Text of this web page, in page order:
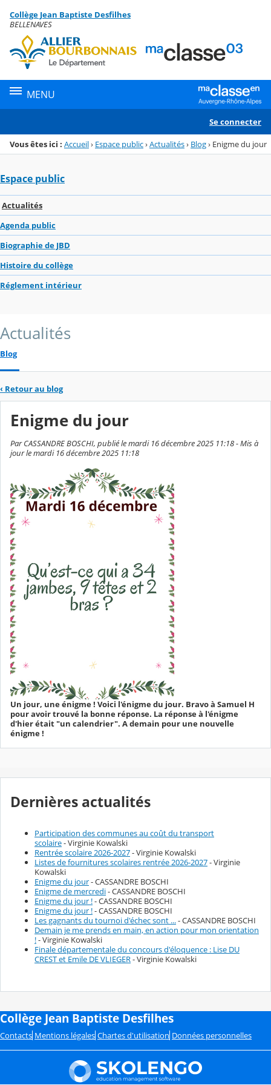
Menu de la rubrique
Contenu
Collège Jean Baptiste Desfilhes
BELLENAVES
MENU
Se connecter
Vous êtes ici : Accueil› Espace public›Actualités› Blog› Enigme du jour
Espace public
Actualités
Agenda public
Biographie de JBD
Histoire du collège
Réglement intérieur
Actualités
Blog
‹ Retour au blog
Enigme du jour
Par CASSANDRE BOSCHI, publié le mardi 16 décembre 2025 11:18 - Mis à
jour le mardi 16 décembre 2025 11:18
Un jour, une énigme ! Voici l'énigme du jour. Bravo à Samuel H
pour avoir trouvé la bonne réponse. La réponse à l'énigme
d'hier était "un calendrier". A demain pour une nouvelle
énigme !
Dernières actualités
Participation des communes au coût du transport
scolaire- Virginie Kowalski
Rentrée scolaire 2026-2027- Virginie Kowalski
Listes de fournitures scolaires rentrée 2026-2027- Virginie
Kowalski
Enigme du jour- CASSANDRE BOSCHI
Enigme de mercredi- CASSANDRE BOSCHI
Enigme du jour !- CASSANDRE BOSCHI
Enigme du jour !- CASSANDRE BOSCHI
Les gagnants du tournoi d'échec sont ...- CASSANDRE BOSCHI
Demain je me prends en main, en action pour mon orientation
!- Virginie Kowalski
Finale départementale du concours d'éloquence : Lise DU
CREST et Emile DE VLIEGER- Virginie Kowalski
Collège Jean Baptiste Desfilhes
Contacts Mentions légales Chartes d'utilisation Données personnelles